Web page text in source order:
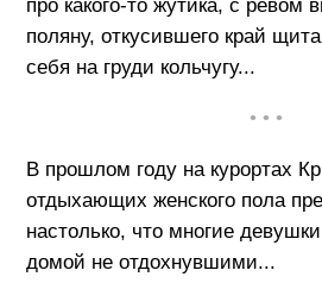
про какого-то жутика, с рёвом
поляну, откусившего край
себя на груди кольчугу...
• • •
В прошлом году на курортах
отдыхающих женского пола
настолько, что многие
домой не отдохнувшими...